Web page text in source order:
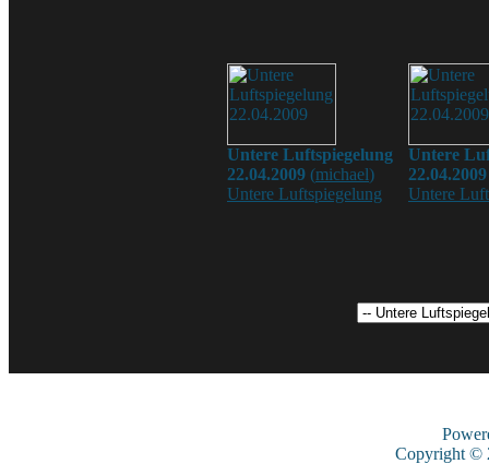
Untere Luftspiegelung
22.04.2009 (michael)
Untere Luftspiegelung
Untere
22.04.2009
Untere
Copyright ©